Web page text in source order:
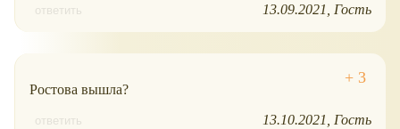
ответить 13.09.2021 Гость
Ростова вышла?
ответить 13.10.2021 Гость